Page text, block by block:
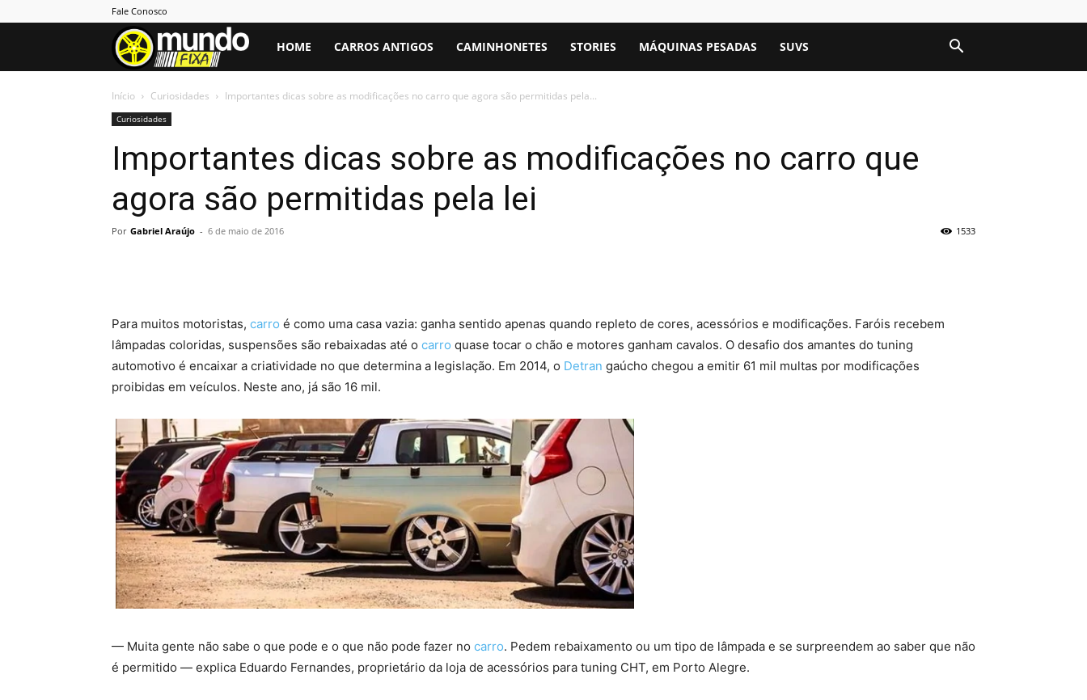
Fale Conosco
Mundo
Fixa
HOME CARROS ANTIGOS CAMINHONETES STORIES MÁQUINAS PESADAS SUVS
Início Curiosidades Importantes dicas sobre as modificações no carro que agora são permitidas pela...
Curiosidades
Importantes dicas sobre as modificações no carro que
agora são permitidas pela lei
Por Gabriel Araújo - 6 de maio de 2016 1533
Para muitos motoristas, carro é como uma casa vazia: ganha sentido apenas quando repleto de cores, acessórios e modificações. Faróis recebem
lâmpadas coloridas, suspensões são rebaixadas até o carro quase tocar o chão e motores ganham cavalos. O desafio dos amantes do tuning
automotivo é encaixar a criatividade no que determina a legislação. Em 2014, o Detran gaúcho chegou a emitir 61 mil multas por modificações
proibidas em veículos. Neste ano, já são 16 mil.
— Muita gente não sabe o que pode e o que não pode fazer no carro. Pedem rebaixamento ou um tipo de lâmpada e se surpreendem ao saber que não
é permitido — explica Eduardo Fernandes, proprietário da loja de acessórios para tuning CHT, em Porto Alegre.